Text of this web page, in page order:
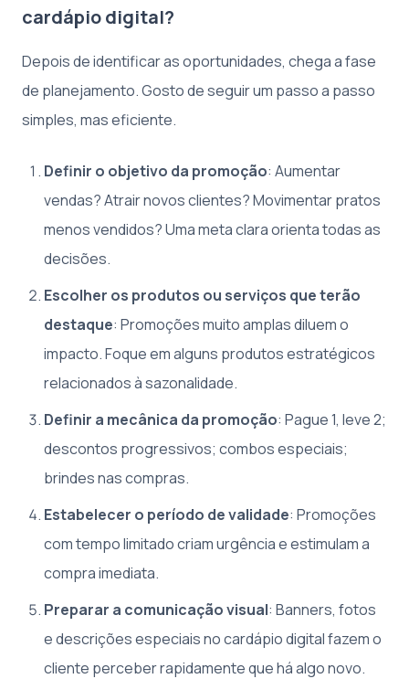
cardápio digital?
Depois de identificar as oportunidades, chega a fase
de planejamento. Gosto de seguir um passo a passo
simples, mas eficiente.
Definir o objetivo da promoção: Aumentar
vendas? Atrair novos clientes? Movimentar pratos
menos vendidos? Uma meta clara orienta todas as
decisões.
Escolher os produtos ou serviços que terão
destaque: Promoções muito amplas diluem o
impacto. Foque em alguns produtos estratégicos
relacionados à sazonalidade.
Definir a mecânica da promoção: Pague 1, leve 2;
descontos progressivos; combos especiais;
brindes nas compras.
Estabelecer o período de validade: Promoções
com tempo limitado criam urgência e estimulam a
compra imediata.
Preparar a comunicação visual: Banners, fotos
e descrições especiais no cardápio digital fazem o
cliente perceber rapidamente que há algo novo.